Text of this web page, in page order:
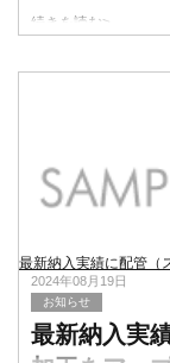
続きを読む>
最新納入実績に配管（
2024年08月19日
お知らせ
最新納入実